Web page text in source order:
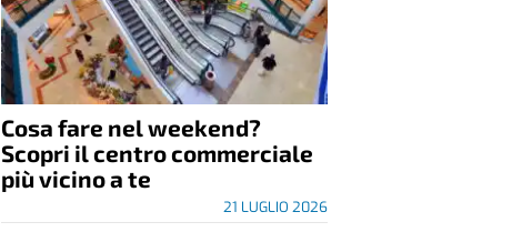
Cosa fare nel weekend?
Scopri il centro commerciale
più vicino a te
21 LUGLIO 2026